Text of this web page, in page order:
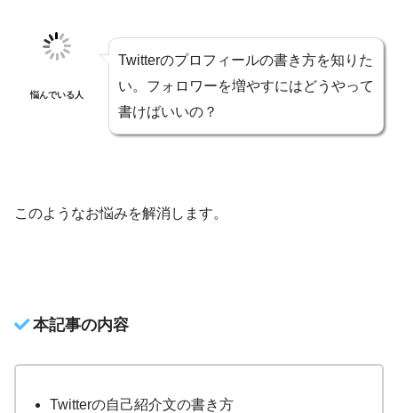
悩んでいる人
Twitterのプロフィールの書き方を知りた
い。フォロワーを増やすにはどうやって
書けばいいの？
このようなお悩みを解消します。
本記事の内容
Twitterの自己紹介文の書き方